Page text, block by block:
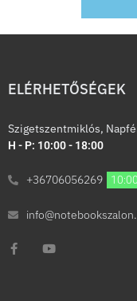
ELÉRHETŐSÉGEK
Szigetszentmiklós,
H - P: 10:00 - 18:00
+36706056269